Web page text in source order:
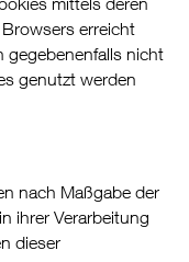
erreicht
gegebenenfalls nicht
genutzt werden
nach Maßgabe der
ihrer Verarbeitung
dieser